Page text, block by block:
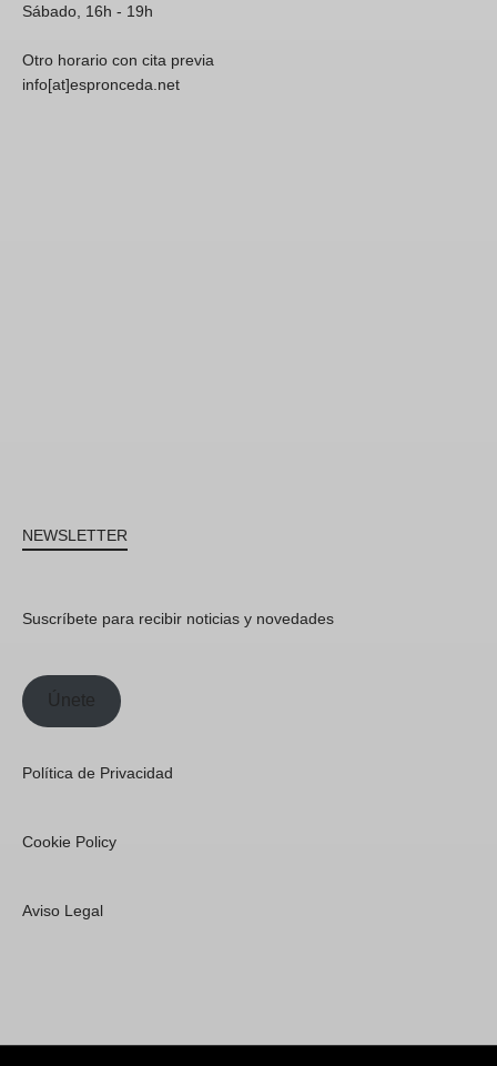
Sábado, 16h - 19h
Otro horario con cita previa
info[at]espronceda.net
NEWSLETTER
Suscríbete para recibir noticias y novedades
Únete
Política de Privacidad
Cookie Policy
Aviso Legal